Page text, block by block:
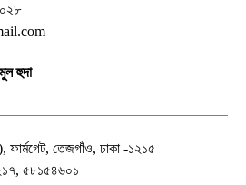
হুদা
ফার্মগেট, তেজগাঁও, ঢাকা -১২১৫
৫৮১৫৪৬০১